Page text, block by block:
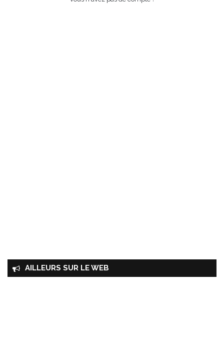
AILLEURS SUR LE WEB